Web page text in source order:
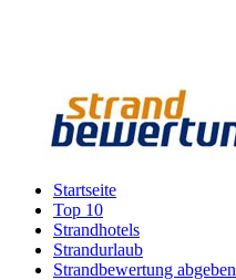
Startseite
Top 10
Strandhotels
Strandurlaub
Strandbewertung abgeben